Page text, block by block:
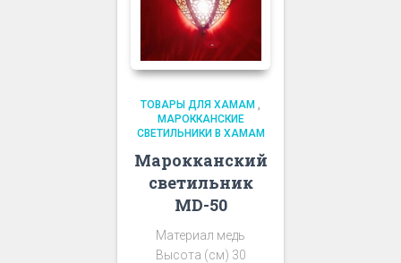
ТОВАРЫ ДЛЯ ХАМАМ
МАРОККАНСКИЕ
СВЕТИЛЬНИКИ В ХАМАМ
Марокканский
светильник
MD-50
Материал медь
Высота (см) 30